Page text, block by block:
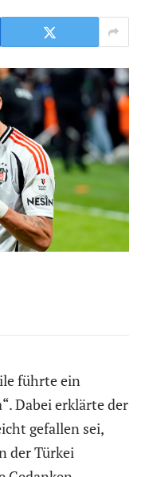
führte ein
Dabei erklärte der
gefallen sei,
der Türkei